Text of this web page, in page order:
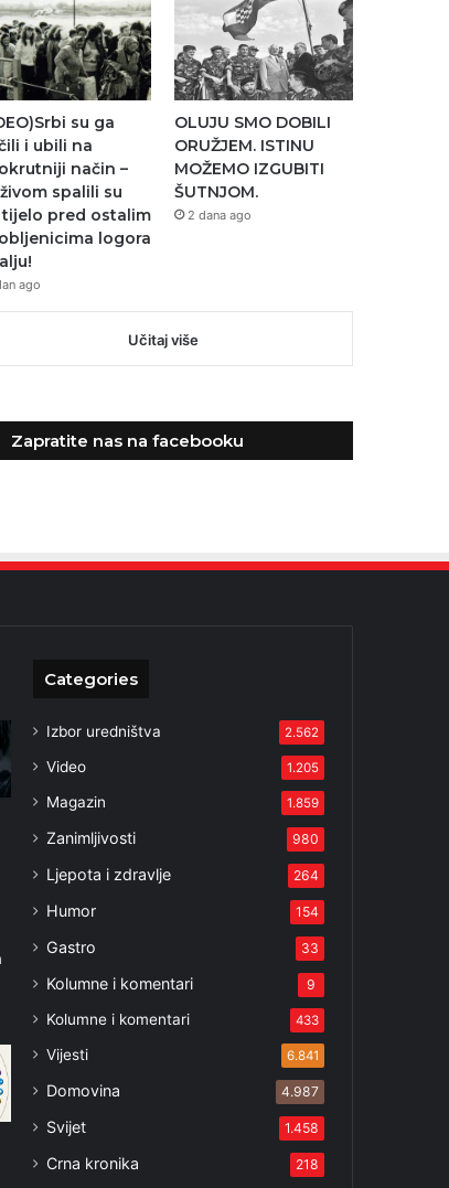
su ga
i ubili na
način –
spalili su
tijelo pred ostalim
logora
ago
OLUJU SMO DOBILI
ORUŽJEM. ISTINU
MOŽEMO IZGUBITI
ŠUTNJOM.
2 dana ago
Učitaj više
Zapratite nas na facebooku
Categories
Izbor uredništva 2.562
Video 1.205
Magazin 1.859
Zanimljivosti 980
Ljepota i zdravlje 264
Humor 154
Gastro 33
Kolumne i komentari 9
Kolumne i komentari 433
Vijesti 6.841
Domovina 4.987
Svijet 1.458
Crna kronika 218